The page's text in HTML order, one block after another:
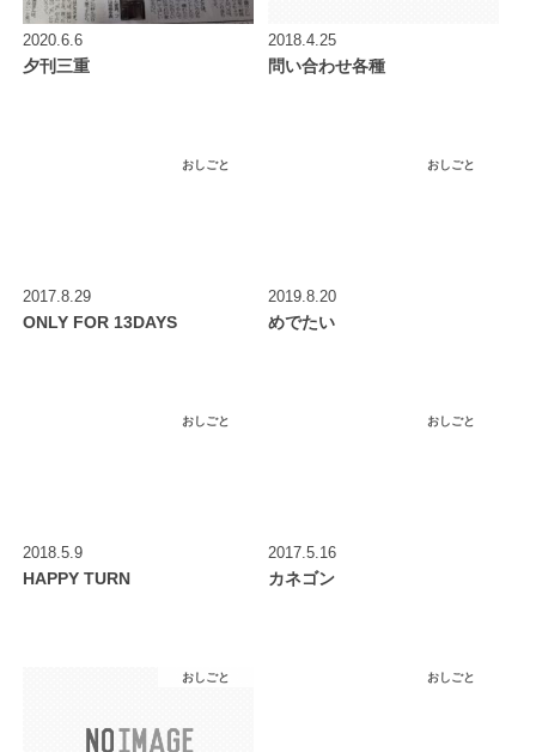
2020.6.6
夕刊三重
2018.4.25
問い合わせ各種
おしごと
2017.8.29
ONLY FOR 13DAYS
おしごと
2019.8.20
めでたい
おしごと
2018.5.9
HAPPY TURN
おしごと
2017.5.16
カネゴン
おしごと おしごと